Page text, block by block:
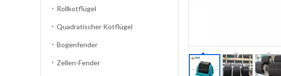
Rollkotflügel
Quadratischer Kotflügel
Bogenfender
Zellen-Fender